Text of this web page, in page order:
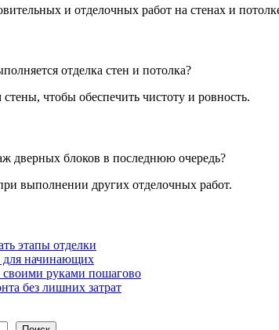
и отделочных работ на стенах и
отделка стен и потолка?
стены, чтобы обеспечить чистоту и ровность.
дверных блоков в последнюю очередь?
выполнении других отделочных работ.
этапы отделки
для начинающих
руками пошагово
без лишних затрат